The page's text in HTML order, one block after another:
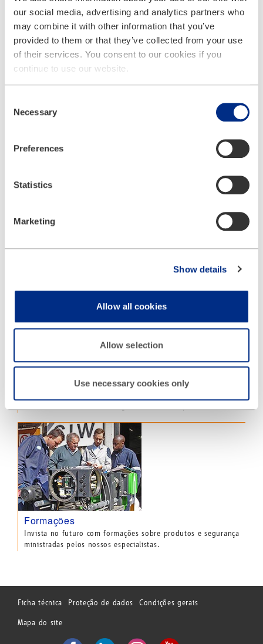
our social media, advertising and analytics partners who
may combine it with other information that you’ve
provided to them or that they’ve collected from your use
of their services. You consent to our cookies if you
continue to use our website.
Selection
Necessary
Preferences
Statistics
Marketing
Show details
Allow all cookies
Allow selection
Use necessary cookies only
Mais informações
Aqui pode fazer o download ou a encomenda fácil e rápida
de material de informação.
Serviço de assistência ao cliente
Centro de peças sobressalentes
Formações
Invista no futuro com formações sobre produtos e segurança
ministradas pelos nossos especialistas.
Ficha técnica Proteção de dados Condições gerais
Mapa do site